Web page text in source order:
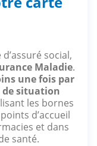
social,
Maladie.
une fois par
de situation
les bornes
d’accueil
et dans
santé.